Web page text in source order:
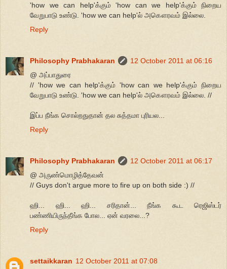
'how we can help'க்கும் 'how can we help'க்கும் நிறைய
வேறுபாடு உண்டு. 'how we can help'ல் அகௌரவம் இல்லை.
Reply
Philosophy Prabhakaran
12 October 2011 at 06:16
@ அப்பாதுரை
// 'how we can help'க்கும் 'how can we help'க்கும் நிறைய
வேறுபாடு உண்டு. 'how we can help'ல் அகௌரவம் இல்லை. //
இப்ப நீங்க சொல்றதுதான் தல சுத்தமா புரியல...
Reply
Philosophy Prabhakaran
12 October 2011 at 06:17
@ அருண்மொழித்தேவன்
// Guys don't argue more to fire up on both side :) //
ஹி... ஹி... ஹி... சரிதான்... நீங்க கூட ரெஜிஸ்டர்
பண்ணியிருந்தீங்க போல... ஏன் வரலை...?
Reply
settaikkaran 12 October 2011 at 07:08